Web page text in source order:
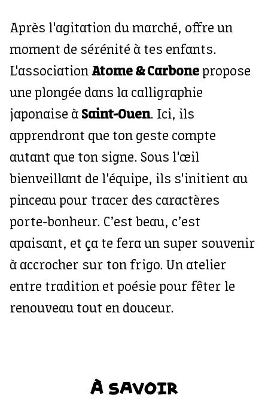
Après l'agitation du marché, offre un
moment de sérénité à tes enfants.
L'association Atome & Carbone propose
une plongée dans la calligraphie
japonaise à Saint-Ouen. Ici, ils
apprendront que ton geste compte
autant que ton signe. Sous l'œil
bienveillant de l'équipe, ils s'initient au
pinceau pour tracer des caractères
porte-bonheur. C’est beau, c’est
apaisant, et ça te fera un super souvenir
à accrocher sur ton frigo. Un atelier
entre tradition et poésie pour fêter le
renouveau tout en douceur.
À SAVOIR